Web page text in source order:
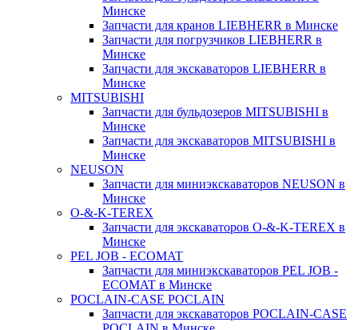
Минске
Запчасти для кранов LIEBHERR в Минске
Запчасти для погрузчиков LIEBHERR в
Минске
Запчасти для экскаваторов LIEBHERR в
Минске
MITSUBISHI
Запчасти для бульдозеров MITSUBISHI в
Минске
Запчасти для экскаваторов MITSUBISHI в
Минске
NEUSON
Запчасти для миниэкскаваторов NEUSON в
Минске
O-&-K-TEREX
Запчасти для экскаваторов O-&-K-TEREX в
Минске
PEL JOB - ECOMAT
Запчасти для миниэкскаваторов PEL JOB -
ECOMAT в Минске
POCLAIN-CASE POCLAIN
Запчасти для экскаваторов POCLAIN-CASE